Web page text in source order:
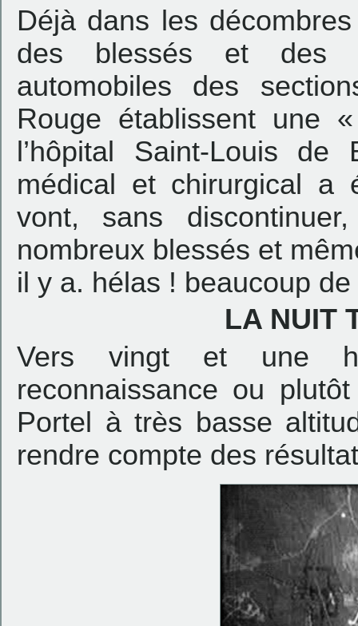
Déjà dans les
des blessés et des
automobiles des
Rouge établissent une
l’hôpital Saint-Louis de
médical et chirurgical a
vont, sans
nombreux blessés et
il y a. hélas ! beaucoup
LA NUIT
Vers vingt et une
reconnaissance ou
Portel à très basse
rendre compte des